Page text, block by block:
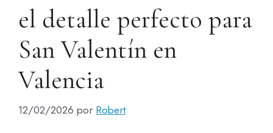
el detalle perfecto para
San Valentín en
Valencia
12/02/2026 por Robert